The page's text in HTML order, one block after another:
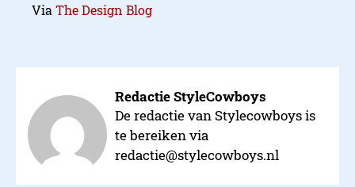
Via The Design Blog
Redactie StyleCowboys
De redactie van Stylecowboys is
te bereiken via
redactie@stylecowboys.nl